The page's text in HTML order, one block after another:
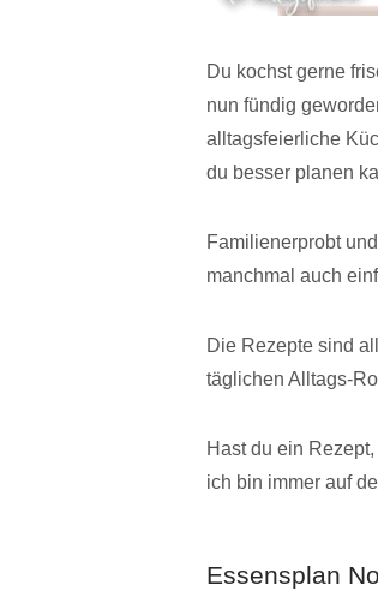
Du kochst gerne
nun fündig
alltagsfeierliche
du besser planen
Familienerprobt
manchmal auch
Die Rezepte sind
täglichen Alltags-
Hast du ein
ich bin immer auf
Essensplan